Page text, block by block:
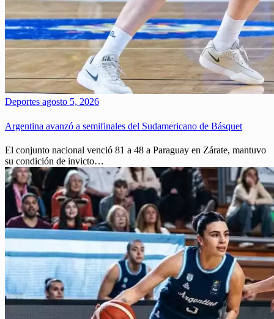
Deportes agosto 5, 2026
Argentina avanzó a semifinales del Sudamericano de Básquet
El conjunto nacional venció 81 a 48 a Paraguay en Zárate, mantuvo
su condición de invicto…